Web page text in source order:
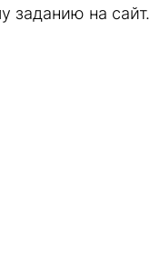
заданию на сайт.